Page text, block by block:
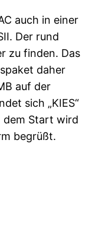
auch in einer
Der rund
zu finden. Das
daher
auf der
sich „KIES“
dem Start wird
begrüßt.